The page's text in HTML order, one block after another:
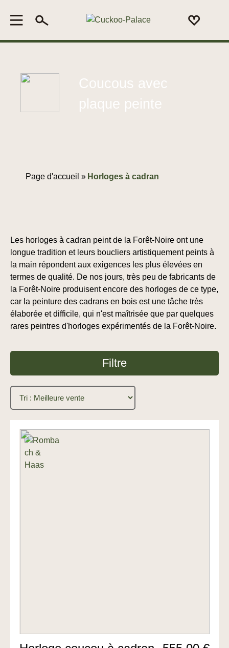
Coucous avec
plaque peinte
Page d'accueil » Horloges à cadran
Les horloges à cadran peint de la Forêt-Noire ont une
longue tradition et leurs boucliers artistiquement peints à
la main répondent aux exigences les plus élevées en
termes de qualité. De nos jours, très peu de fabricants de
la Forêt-Noire produisent encore des horloges de ce type,
car la peinture des cadrans en bois est une tâche très
élaborée et difficile, qui n'est maîtrisée que par quelques
rares peintres d'horloges expérimentés de la Forêt-Noire.
Filtre